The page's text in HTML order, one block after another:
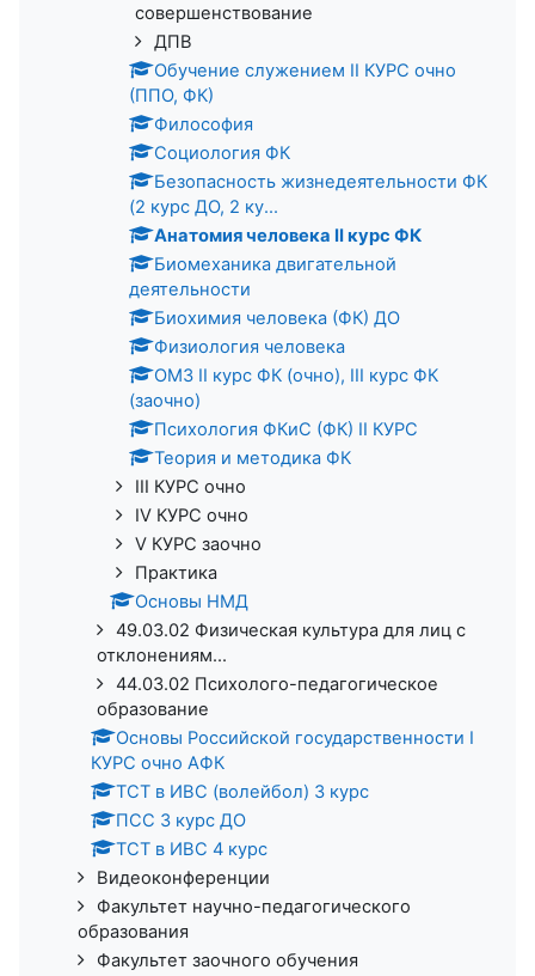
совершенствование
ДПВ
Обучение служением II КУРС очно
(ППО, ФК)
Философия
Социология ФК
Безопасность жизнедеятельности ФК
(2 курс ДО, 2 ку...
Анатомия человека II курс ФК
Биомеханика двигательной
деятельности
Биохимия человека (ФК) ДО
Физиология человека
ОМЗ II курс ФК (очно), III курс ФК
(заочно)
Психология ФКиС (ФК) II КУРС
Теория и методика ФК
III КУРС очно
IV КУРС очно
V КУРС заочно
Практика
Основы НМД
49.03.02 Физическая культура для лиц с
отклонениям...
44.03.02 Психолого-педагогическое
образование
Основы Российской государственности I
КУРС очно АФК
ТСТ в ИВС (волейбол) 3 курс
ПСС 3 курс ДО
ТСТ в ИВС 4 курс
Видеоконференции
Факультет научно-педагогического
образования
Факультет заочного обучения